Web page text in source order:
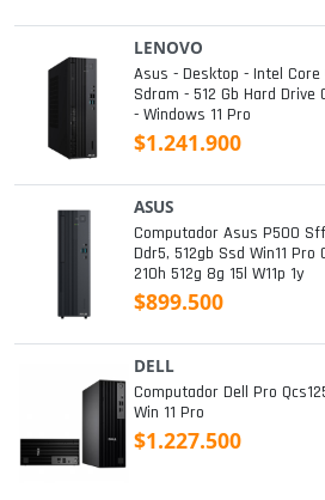
LENOVO
Asus - Desktop - Intel
Sdram - 512 Gb Hard
- Windows 11 Pro
$1.241.900
ASUS
Computador Asus P500
Ddr5, 512gb Ssd Win11 Pro Computador Asus P500 5
210h 512g 8g 15l W11p 1y
$899.500
DELL
Computador Dell Pro
Win 11 Pro
$1.227.500